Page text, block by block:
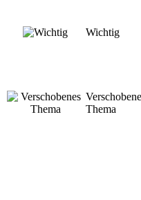
Wichtig
Thema